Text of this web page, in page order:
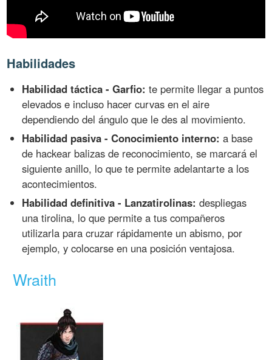
Habilidades
Habilidad táctica - Garfio: te permite llegar a puntos
elevados e incluso hacer curvas en el aire
dependiendo del ángulo que le des al movimiento.
Habilidad pasiva - Conocimiento interno: a base
de hackear balizas de reconocimiento, se marcará el
siguiente anillo, lo que te permite adelantarte a los
acontecimientos.
Habilidad definitiva - Lanzatirolinas: despliegas
una tirolina, lo que permite a tus compañeros
utilizarla para cruzar rápidamente un abismo, por
ejemplo, y colocarse en una posición ventajosa.
Wraith